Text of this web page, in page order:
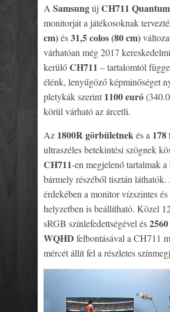
A Samsungúj CH711
monitorját a játékosoknak
cm)és31,5 colos (80 cm)
várhatóan még 2017
kerülőCH711 – tartalomtól
élénk, lenyűgöző képminőséget
pletykák szerint 1100 euró
körül várható az árcetli.
Az 1800R görbületnek és a 178
ultraszéles betekintési szögnek
CH711-en megjelenő tartalmak
bármely részéből tisztán
érdekében a monitor vízszintes
helyzetben is beállítható. Közel
sRGB színlefedettségével és
WQHD felbontásával a CH711
mércét állít fel a részletes